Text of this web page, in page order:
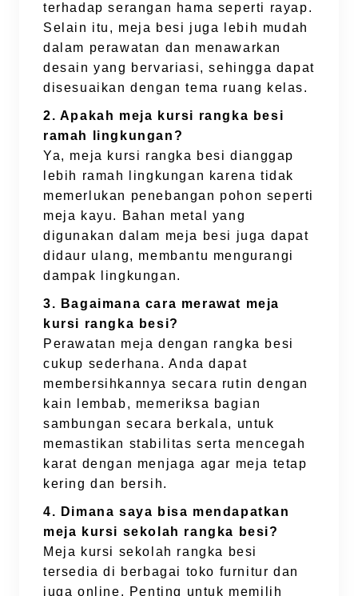
terhadap serangan hama seperti rayap.
Selain itu, meja besi juga lebih mudah
dalam perawatan dan menawarkan
desain yang bervariasi, sehingga dapat
disesuaikan dengan tema ruang kelas.
2. Apakah meja kursi rangka besi
ramah lingkungan?
Ya, meja kursi rangka besi dianggap
lebih ramah lingkungan karena tidak
memerlukan penebangan pohon seperti
meja kayu. Bahan metal yang
digunakan dalam meja besi juga dapat
didaur ulang, membantu mengurangi
dampak lingkungan.
3. Bagaimana cara merawat meja
kursi rangka besi?
Perawatan meja dengan rangka besi
cukup sederhana. Anda dapat
membersihkannya secara rutin dengan
kain lembab, memeriksa bagian
sambungan secara berkala, untuk
memastikan stabilitas serta mencegah
karat dengan menjaga agar meja tetap
kering dan bersih.
4. Dimana saya bisa mendapatkan
meja kursi sekolah rangka besi?
Meja kursi sekolah rangka besi
tersedia di berbagai toko furnitur dan
juga online. Penting untuk memilih